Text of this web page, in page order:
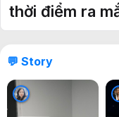
thời điểm ra
💬 Story